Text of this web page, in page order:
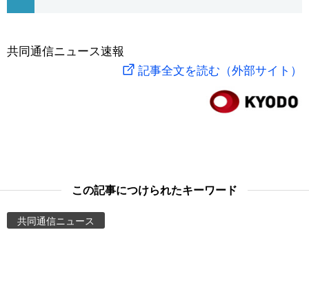
スポーツ・東京2020
Topics
Images
共同通信ニュース速報
記事全文を読む（外部サイト）
この記事につけられたキーワード
共同通信ニュース